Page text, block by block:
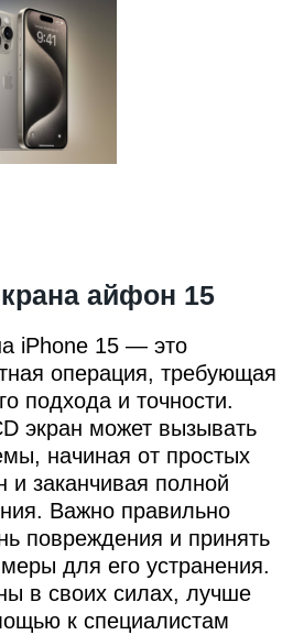
айфон 15
iPhone 15 — это
операция, требующая
подхода и точности.
экран может вызывать
начиная от простых
и заканчивая полной
Важно правильно
повреждения и принять
для его устранения.
в своих силах, лучше
к специалистам